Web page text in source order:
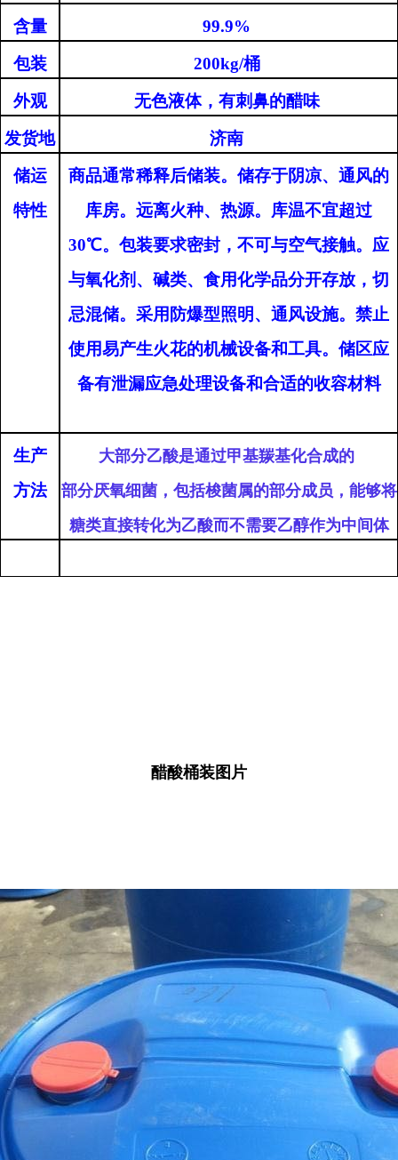
含量
99.9%
包装
200kg/桶
外观
无色液体，有刺鼻的醋味
发货地
济南
储运
特性
商品通常稀释后储装。储存于阴凉、通风的
库房。远离火种、热源。库温不宜超过
30℃。包装要求密封，不可与空气接触。应
与氧化剂、碱类、食用化学品分开存放，切
忌混储。采用防爆型照明、通风设施。禁止
使用易产生火花的机械设备和工具。储区应
备有泄漏应急处理设备和合适的收容材料
生产
方法
大部分乙酸是通过甲基羰基化合成的
部分厌氧细菌，包括梭菌属的部分成员，能够将
糖类直接转化为乙酸而不需要乙醇作为中间体
醋酸桶装图片